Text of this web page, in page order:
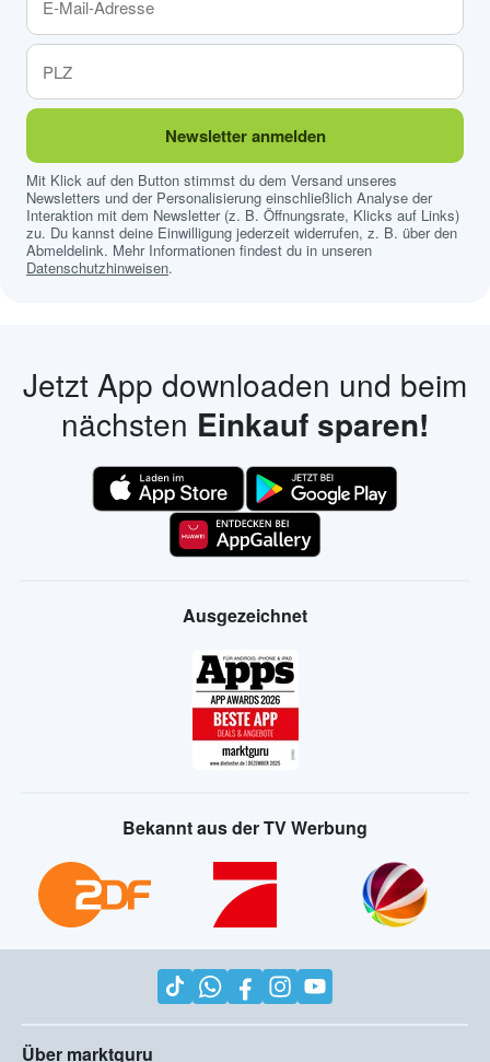
Newsletter anmelden
Mit Klick auf den Button stimmst du dem Versand unseres
Newsletters und der Personalisierung einschließlich Analyse der
Interaktion mit dem Newsletter (z. B. Öffnungsrate, Klicks auf Links)
zu. Du kannst deine Einwilligung jederzeit widerrufen, z. B. über den
Abmeldelink. Mehr Informationen findest du in unseren
Datenschutzhinweisen.
Jetzt App downloaden und beim
nächsten Einkauf sparen!
Ausgezeichnet
Bekannt aus der TV Werbung
Über marktguru